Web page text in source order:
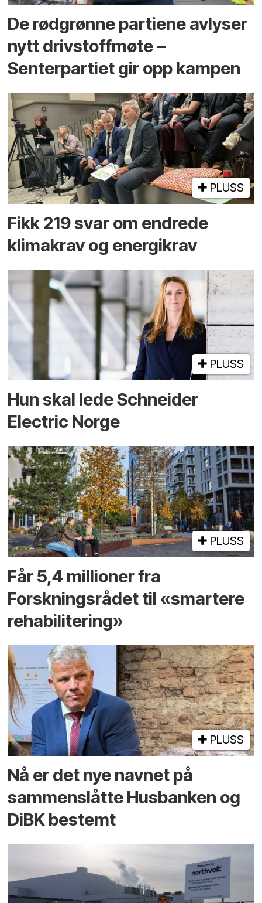
De rødgrønne partiene avlyser
nytt drivstoffmøte –
Senterpartiet gir opp kampen
PLUSS
Fikk 219 svar om endrede
klimakrav og energikrav
PLUSS
Hun skal lede Schneider
Electric Norge
PLUSS
Får 5,4 millioner fra
Forskningsrådet til «smartere
rehabilitering»
PLUSS
Nå er det nye navnet på
sammenslåtte Husbanken og
DiBK bestemt